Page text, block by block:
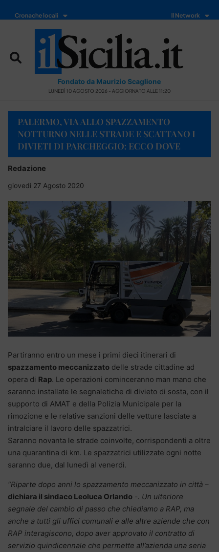
Cronache locali Il Network
Fondato da Maurizio Scaglione
LUNEDÌ 10 AGOSTO 2026 - AGGIORNATO ALLE 11:20
PALERMO, VIA ALLO SPAZZAMENTO
NOTTURNO NELLE STRADE E SCATTANO I
DIVIETI DI PARCHEGGIO: ECCO DOVE
Redazione
giovedì 27 Agosto 2020
Partiranno entro un mese i primi dieci itinerari di
spazzamento meccanizzato delle strade cittadine ad
opera di Rap. Le operazioni cominceranno man mano che
saranno installate le segnaletiche di divieto di sosta, con il
supporto di AMAT e della Polizia Municipale per la
rimozione e le relative sanzioni delle vetture lasciate a
intralciare il lavoro delle spazzatrici.
Saranno novanta le strade coinvolte, corrispondenti a oltre
una quarantina di km. Le spazzatrici utilizzate ogni notte
saranno due, dal lunedì al venerdì.
“Riparte dopo anni lo spazzamento meccanizzato in città –
dichiara il sindaco Leoluca Orlando -. Un ulteriore
segnale del cambio di passo che chiediamo a RAP, ma
anche a tutti gli uffici comunali e alle altre aziende che con
RAP interagiscono, dopo aver approvato il contratto di
servizio quindicennale che permette all’azienda una seria